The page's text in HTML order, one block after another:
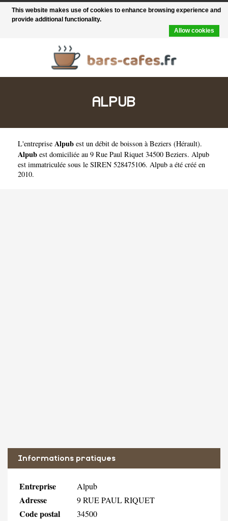
ALPUB
L'entreprise Alpub est un débit de boisson à Beziers (Hérault).
Alpub est domiciliée au 9 Rue Paul Riquet 34500 Beziers. Alpub
est immatriculée sous le SIREN 528475106. Alpub a été créé en
2010.
Informations pratiques
Entreprise Alpub
Adresse 9 RUE PAUL RIQUET
Code postal 34500
This website makes use of cookies to enhance browsing experience and
provide additional functionality.
Allow cookies